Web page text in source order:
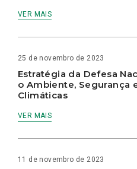
VER MAIS
25 de novembro de 2023
Estratégia da Defesa
o Ambiente, Segurança
Climáticas
VER MAIS
11 de novembro de 2023